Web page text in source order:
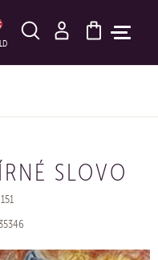
HLEDAT
SLOVO